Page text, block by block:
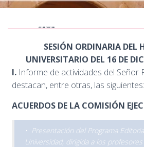
ACUERDOS 2005
SESIÓN ORDINARIA DEL
UNIVERSITARIO DEL 16 DE
I. Informe de actividades del Señor
destacan, entre otras, las siguientes:
ACUERDOS DE LA COMISIÓN
• Presentación del Programa
Universidad, dirigida a los